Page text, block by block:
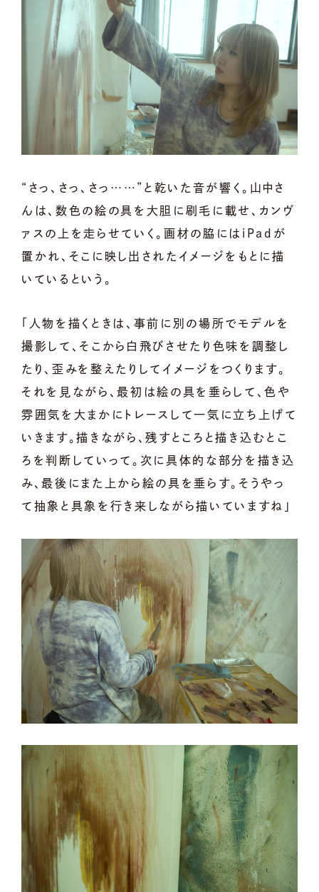
“さっ、さっ、さっ……”と乾いた音が響く。山中さ
んは、数色の絵の具を大胆に刷毛に載せ、カンヴ
ァスの上を走らせていく。画材の脇にはiPadが
置かれ、そこに映し出されたイメージをもとに描
いているという。
「人物を描くときは、事前に別の場所でモデルを
撮影して、そこから白飛びさせたり色味を調整し
たり、歪みを整えたりしてイメージをつくります。
それを見ながら、最初は絵の具を垂らして、色や
雰囲気を大まかにトレースして一気に立ち上げて
いきます。描きながら、残すところと描き込むとこ
ろを判断していって。次に具体的な部分を描き込
み、最後にまた上から絵の具を垂らす。そうやっ
て抽象と具象を行き来しながら描いていますね」